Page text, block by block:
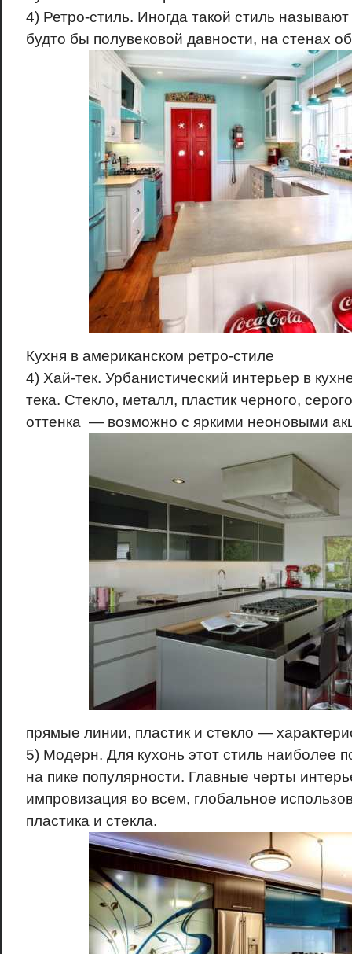
4) Ретро-стиль. Иногда такой стиль
будто бы полувековой давности, на стенах
Кухня в американском ретро-стиле
4) Хай-тек. Урбанистический интерьер в
тека. Стекло, металл, пластик черного,
оттенка — возможно с яркими неоновыми
прямые линии, пластик и стекло —
5) Модерн. Для кухонь этот стиль наиболее
на пике популярности. Главные черты
импровизация во всем, глобальное
пластика и стекла.